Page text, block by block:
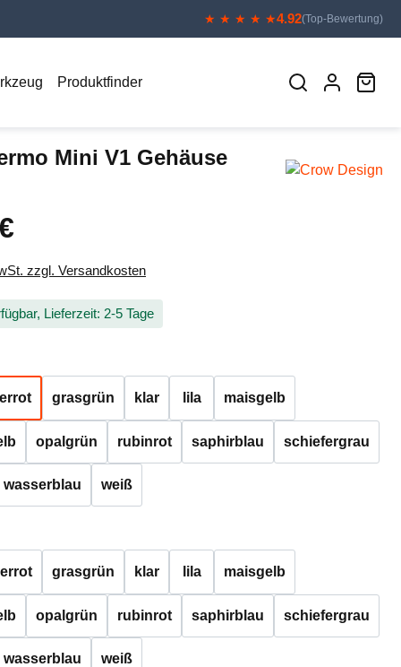
★ ★ ★ ★ ★4.92(Top-Bewertung)
Produktfinder
Mini V1 Gehäuse
zzgl. Versandkosten
Lieferzeit: 2-5 Tage
grasgrün klar lila maisgelb
opalgrün rubinrot saphirblau schiefergrau
wasserblau weiß
grasgrün klar lila maisgelb
opalgrün rubinrot saphirblau schiefergrau
wasserblau weiß